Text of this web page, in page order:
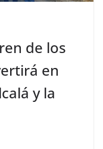
de los
en
y la